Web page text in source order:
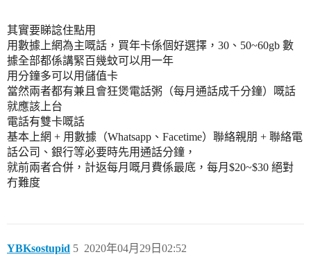
其實要睇諗住點用
用數據上網為主嘅話，買年卡係個好選擇，30、50~60gb 數
據全部都係講緊百幾蚊可以用一年
用分鐘多可以用儲值卡
當然兩者都有兼且會狂煲電話粥（每月通話成千分鐘）嘅話
就應該上台
電話有雙卡嘅話
基本上網 + 用數據（Whatsapp、Facetime）聯絡親朋 + 聯絡電
話公司、銀行等必要時先用通話分鐘，
就前兩者合併，計返每月嘅月費係最底，每月$20~$30 絕對
冇難度
YBKsostupid 2020年04月29日02:52
5